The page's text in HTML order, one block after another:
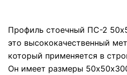
Профиль стоечный ПС-2
это высококачественный
который применяется в
Он имеет размеры